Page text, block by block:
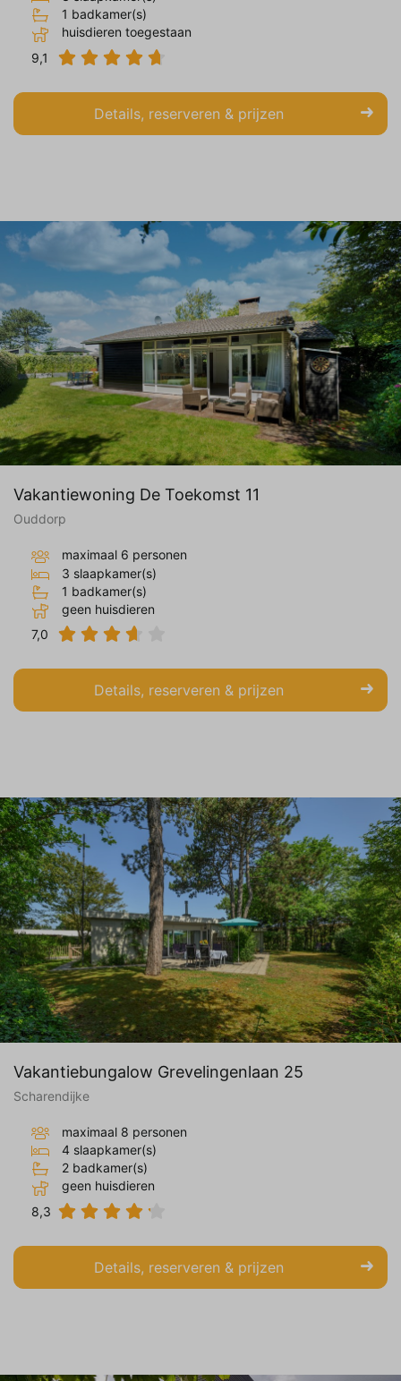
1 badkamer(s)
huisdieren toegestaan
9,1
Details, reserveren & prijzen
Vakantiewoning De Toekomst 11
Ouddorp
maximaal 6 personen
3 slaapkamer(s)
1 badkamer(s)
geen huisdieren
7,0
Details, reserveren & prijzen
Vakantiebungalow Grevelingenlaan 25
Scharendijke
maximaal 8 personen
4 slaapkamer(s)
2 badkamer(s)
geen huisdieren
8,3
Details, reserveren & prijzen